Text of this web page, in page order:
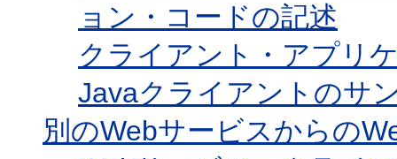
ョン・コードの記述
クライアント・アプリ
Javaクライアントのサ
別のWebサービスからの